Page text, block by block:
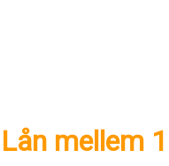
Lån mellem